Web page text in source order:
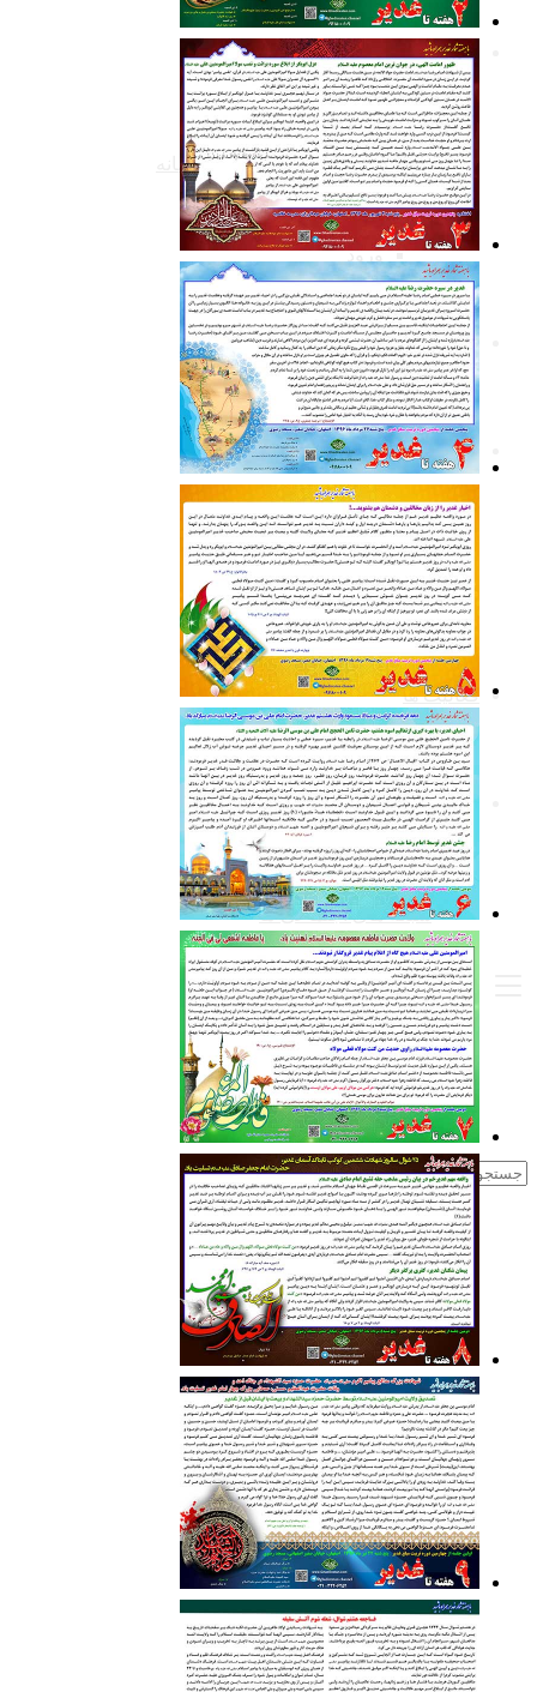
مطالب و محتوا
کتابخانه
نرم افزارهای اندروید
نرم افزار غدیرستان در رسانه
موضوعات
اساتید
آکادمی غدیرستان
ورود
دوره های ثبت نامی
ویکی غدیر
خطبه غدیر
هم خوانی روزانه خطبه غدیر
شرح خطابه غدیر
فایل های صوتی خطابه غدیر
نرم افزار خطابه غدیر
خطابه غدیر به زبان های
مختلف
فعالیت ها
درباره ما
درباره موسسه
ارتباط با موسسه
شبکه های اجتماعی ما